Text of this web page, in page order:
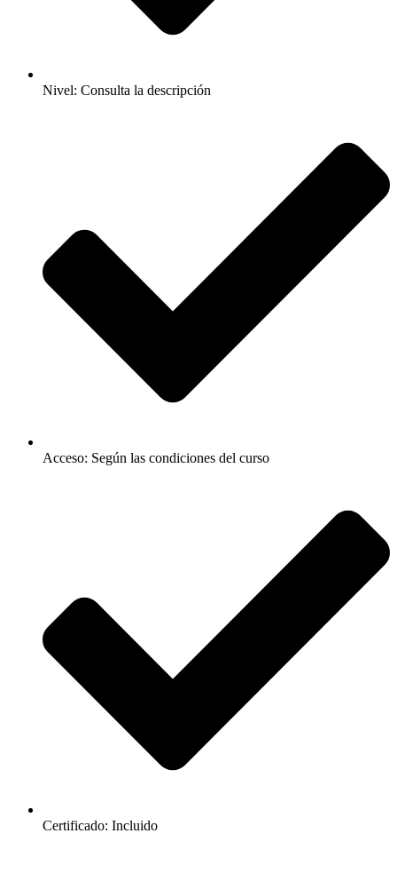
Nivel: Consulta la descripción
Acceso: Según las condiciones del curso
Certificado: Incluido